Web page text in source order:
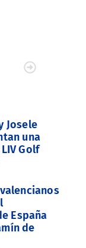
Josele
una
Golf
España
de